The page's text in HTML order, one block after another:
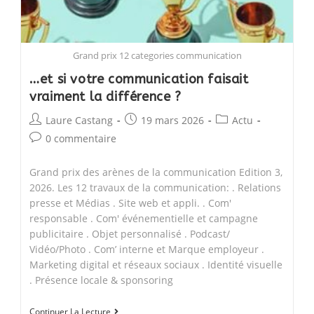
Grand prix 12 categories communication
…et si votre communication faisait
vraiment la différence ?
Post
author:
Laure Castang
Post19 mars 2026
PostActu
Post0 commentaire
Grand prix des arènes de la communication Edition 3,
2026. Les 12 travaux de la communication: . Relations
presse et Médias . Site web et appli. . Com'
responsable . Com' événementielle et campagne
publicitaire . Objet personnalisé . Podcast/
Vidéo/Photo . Com’ interne et Marque employeur .
Marketing digital et réseaux sociaux . Identité visuelle
. Présence locale & sponsoring
Continuer La Lecture
…